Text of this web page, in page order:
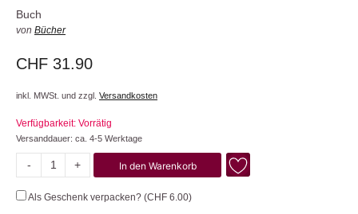
Buch
von Bücher
CHF 31.90
inkl. MWSt. und zzgl. Versandkosten
Verfügbarkeit: Vorrätig
Versanddauer: ca. 4-5 Werktage
-
Menge
+ In den Warenkorb
Als Geschenk verpacken? (CHF 6.00)